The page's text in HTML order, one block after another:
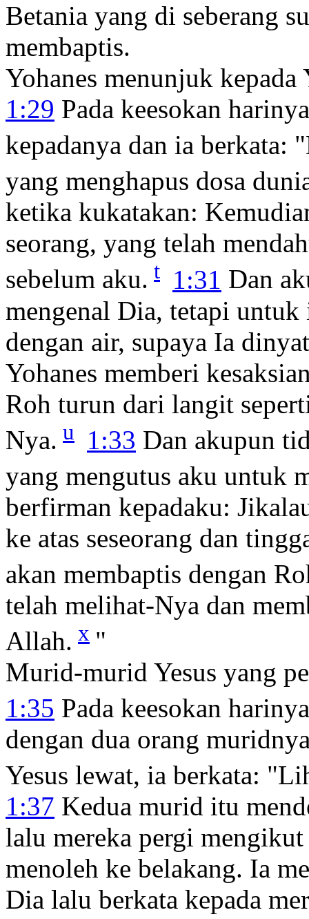
Betania yang di seberang
membaptis.
Yohanes menunjuk kepada
1:29 Pada keesokan
kepadanya dan ia
yang menghapus dosa
ketika kukatakan:
seorang, yang telah
sebelum aku. t 1:31 Dan
mengenal Dia, tetapi
dengan air, supaya Ia
Yohanes memberi
Roh turun dari langit
Nya. u 1:33 Dan akupun
yang mengutus aku untuk
berfirman kepadaku:
ke atas seseorang dan
akan membaptis dengan
telah melihat-Nya dan
Allah. x "
Murid-murid Yesus yang
1:35 Pada keesokan
dengan dua orang
Yesus lewat, ia berkata:
1:37 Kedua murid itu
lalu mereka pergi
menoleh ke belakang. Ia
Dia lalu berkata kepada